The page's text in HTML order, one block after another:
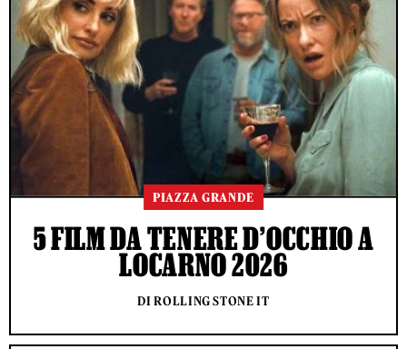
PIAZZA GRANDE
5 FILM DA TENERE D’OCCHIO A
LOCARNO 2026
DI ROLLING STONE IT